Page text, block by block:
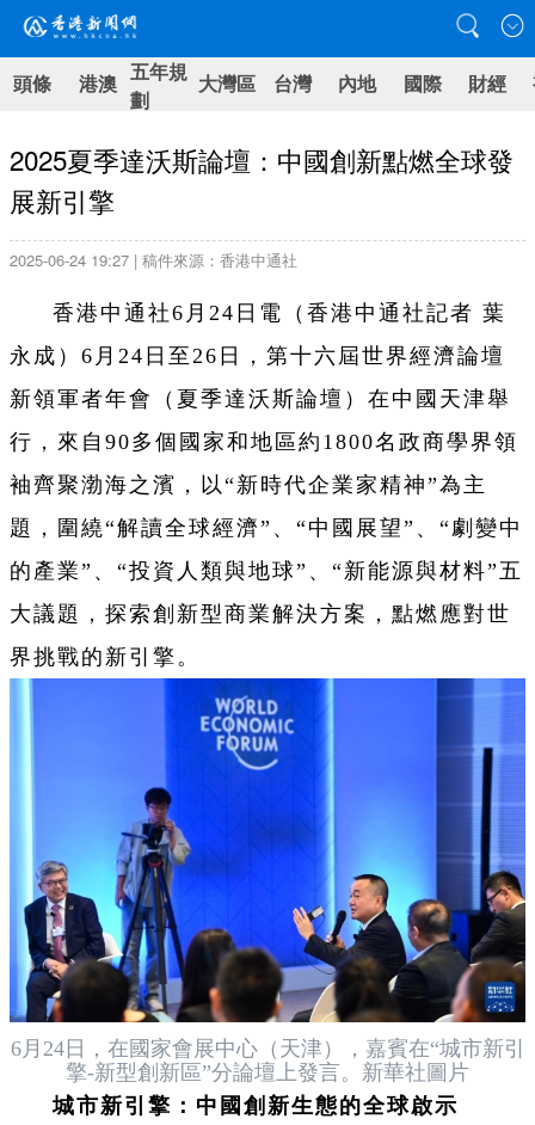
頭條 港澳 五年規
劃
大灣區 台灣 內地 國際 財經
2025夏季達沃斯論壇：中國創新點燃全球發
展新引擎
2025-06-24 19:27 | 稿件來源：香港中通社
香港中通社6月24日電（ 香港中通社記者 葉
永成 ） 6月24日至26日，第十六屆世界經濟論壇
新領軍者年會（夏季達沃斯論壇）在中國天津舉
行，來自90多個國家和地區約1800名政商學界領
袖齊聚渤海之濱，以“新時代企業家精神”為主
題，圍繞“解讀全球經濟”、“中國展望”、“劇變中
的產業”、“投資人類與地球”、“新能源與材料”五
大議題，探索創新型商業解決方案，點燃應對世
界挑戰的新引擎。
6月24日，在國家會展中心（天津），嘉賓在“城市新引
擎-新型創新區”分論壇上發言。新華社圖片
城市新引擎：中國創新生態的全球啟示